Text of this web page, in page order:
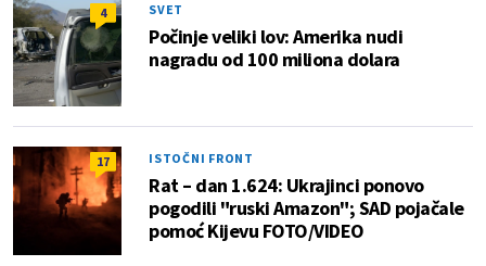
4 SVET
Počinje veliki lov: Amerika nudi
nagradu od 100 miliona dolara
17 ISTOČNI FRONT
Rat – dan 1.624: Ukrajinci ponovo
pogodili "ruski Amazon"; SAD pojačale
pomoć Kijevu FOTO/VIDEO